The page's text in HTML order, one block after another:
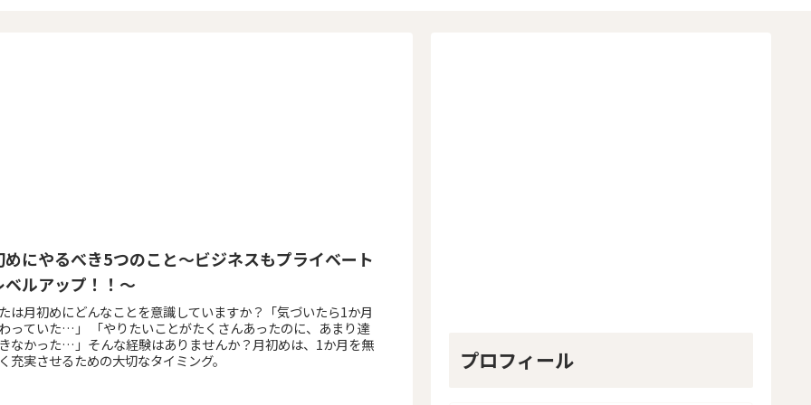
めにやるべき5つのこと～ビジネスもプライベート
ベルアップ！！～
は月初めにどんなことを意識していますか？「気づいたら1か月
っていた…」 「やりたいことがたくさんあったのに、あまり達
なかった…」そんな経験はありませんか？月初めは、1か月を無
充実させるための大切なタイミング。
プロフィール